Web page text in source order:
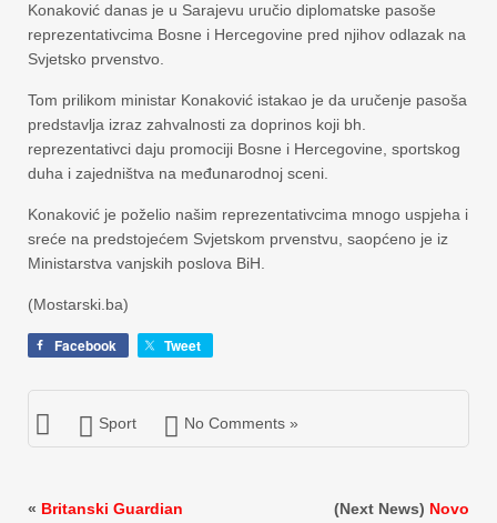
Konaković danas je u Sarajevu uručio diplomatske pasoše
reprezentativcima Bosne i Hercegovine pred njihov odlazak na
Svjetsko prvenstvo.
Tom prilikom ministar Konaković istakao je da uručenje pasoša
predstavlja izraz zahvalnosti za doprinos koji bh.
reprezentativci daju promociji Bosne i Hercegovine, sportskog
duha i zajedništva na međunarodnoj sceni.
Konaković je poželio našim reprezentativcima mnogo uspjeha i
sreće na predstojećem Svjetskom prvenstvu, saopćeno je iz
Ministarstva vanjskih poslova BiH.
(Mostarski.ba)
Facebook Tweet
Sport No Comments »
« Britanski Guardian
(Next News) Novo